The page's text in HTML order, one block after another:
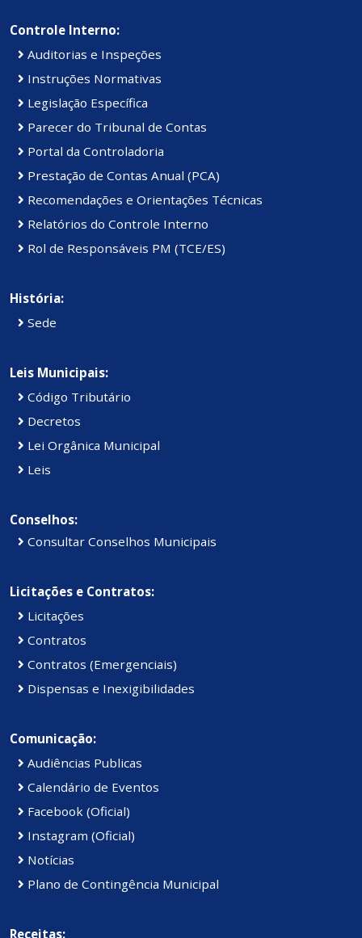
Controle Interno:
Auditorias e Inspeções
Instruções Normativas
Legislação Específica
Parecer do Tribunal de Contas
Portal da Controladoria
Prestação de Contas Anual (PCA)
Recomendações e Orientações Técnicas
Relatórios do Controle Interno
Rol de Responsáveis PM (TCE/ES)
História:
Sede
Leis Municipais:
Código Tributário
Decretos
Lei Orgânica Municipal
Leis
Conselhos:
Consultar Conselhos Municipais
Licitações e Contratos:
Licitações
Contratos
Contratos (Emergenciais)
Dispensas e Inexigibilidades
Comunicação:
Audiências Publicas
Calendário de Eventos
Facebook (Oficial)
Instagram (Oficial)
Notícias
Plano de Contingência Municipal
Receitas: